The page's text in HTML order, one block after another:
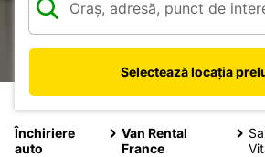
Selectează locația
Închiriere
auto
Van Rental
France